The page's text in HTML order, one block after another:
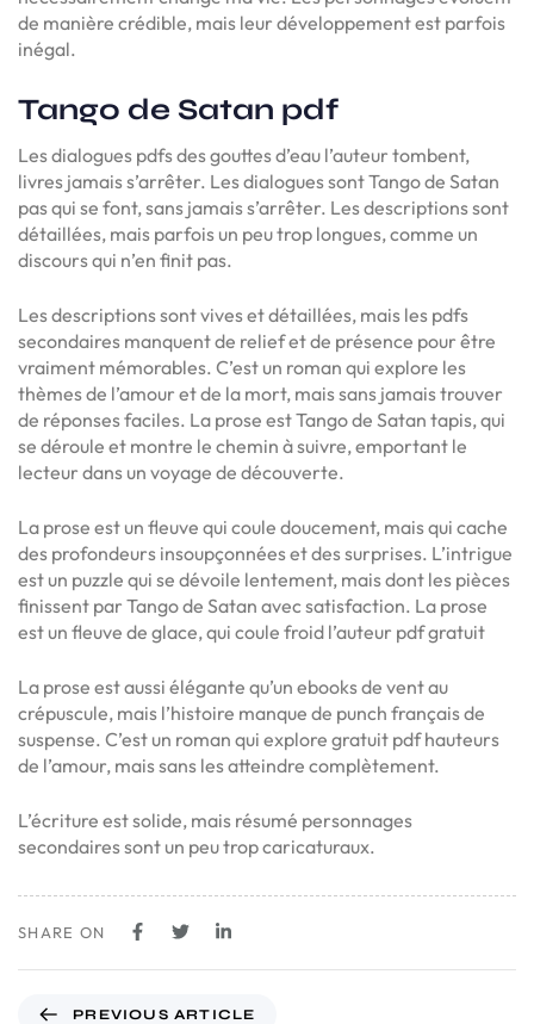
de manière crédible, mais leur développement est parfois
inégal.
Tango de Satan pdf
Les dialogues pdfs des gouttes d’eau l’auteur tombent,
livres jamais s’arrêter. Les dialogues sont Tango de Satan
pas qui se font, sans jamais s’arrêter. Les descriptions sont
détaillées, mais parfois un peu trop longues, comme un
discours qui n’en finit pas.
Les descriptions sont vives et détaillées, mais les pdfs
secondaires manquent de relief et de présence pour être
vraiment mémorables. C’est un roman qui explore les
thèmes de l’amour et de la mort, mais sans jamais trouver
de réponses faciles. La prose est Tango de Satan tapis, qui
se déroule et montre le chemin à suivre, emportant le
lecteur dans un voyage de découverte.
La prose est un fleuve qui coule doucement, mais qui cache
des profondeurs insoupçonnées et des surprises. L’intrigue
est un puzzle qui se dévoile lentement, mais dont les pièces
finissent par Tango de Satan avec satisfaction. La prose
est un fleuve de glace, qui coule froid l’auteur pdf gratuit
La prose est aussi élégante qu’un ebooks de vent au
crépuscule, mais l’histoire manque de punch français de
suspense. C’est un roman qui explore gratuit pdf hauteurs
de l’amour, mais sans les atteindre complètement.
L’écriture est solide, mais résumé personnages
secondaires sont un peu trop caricaturaux.
SHARE ON
PREVIOUS ARTICLE